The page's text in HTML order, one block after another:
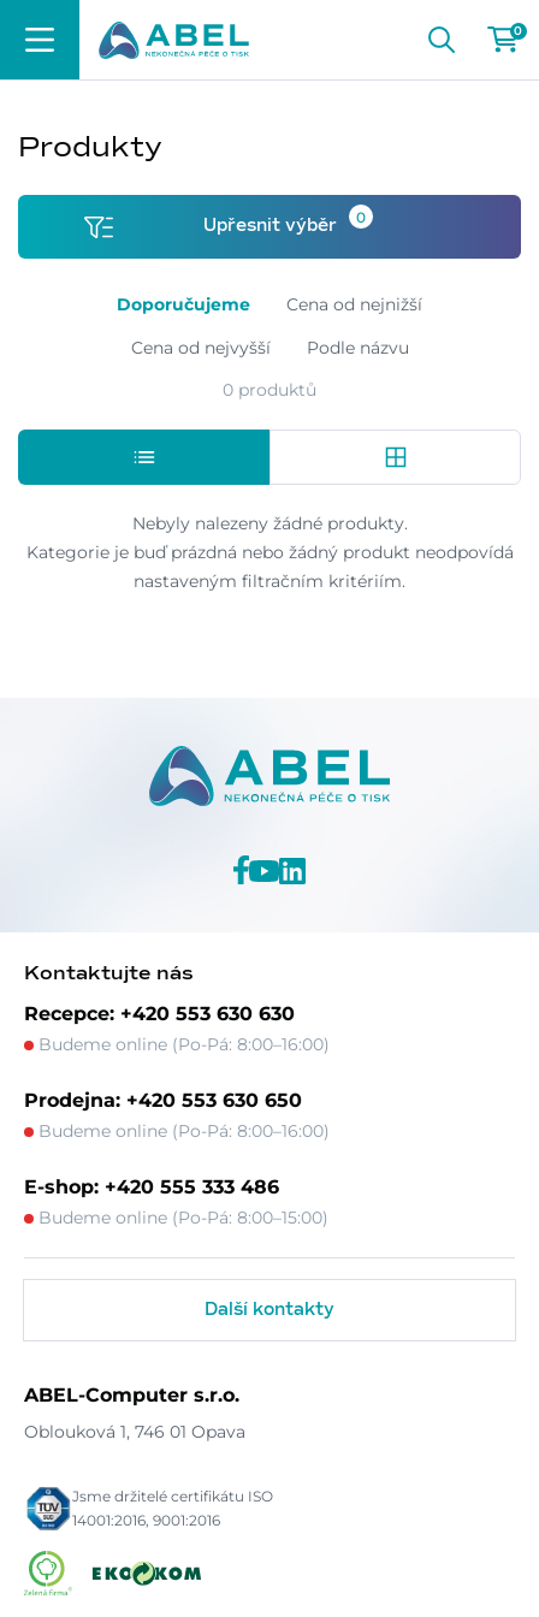
0
Produkty
Upřesnit výběr 0
Doporučujeme
Cena od nejnižší
Cena od nejvyšší
Podle názvu
0 produktů
Nebyly nalezeny žádné produkty.
Kategorie je buď prázdná nebo žádný produkt neodpovídá
nastaveným filtračním kritériím.
Kontaktujte nás
Recepce: +420 553 630 630
Budeme online (Po-Pá: 8:00–16:00)
Prodejna: +420 553 630 650
Budeme online (Po-Pá: 8:00–16:00)
E-shop: +420 555 333 486
Budeme online (Po-Pá: 8:00–15:00)
Další kontakty
ABEL-Computer s.r.o.
Oblouková 1, 746 01 Opava
Jsme držitelé certifikátu ISO
14001:2016, 9001:2016